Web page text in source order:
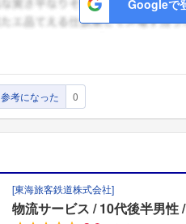
Googleで
参考になった 0
[東海旅客鉄道株式会社]
物流サービス 10代後半男性